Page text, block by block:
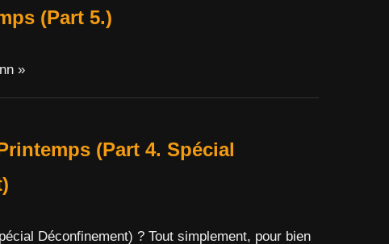
(Part 5.)
»
(Part 4. Spécial
Déconfinement) ? Tout simplement, pour bien